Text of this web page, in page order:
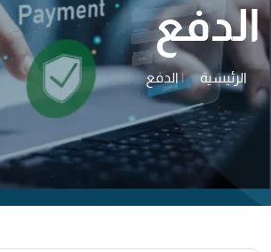
الدفع
الرئيسية |الدفع